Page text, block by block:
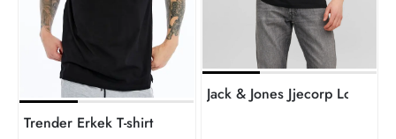
Trender Erkek T-shirt